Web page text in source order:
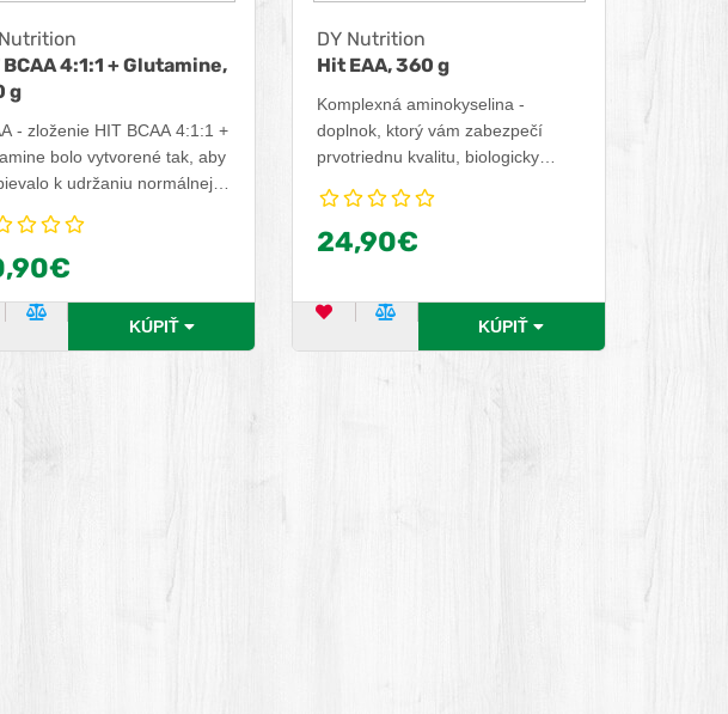
BCAA 4:1:1 + Glutamine,
g
- zloženie HIT BCAA 4:1:1 +
bolo vytvorené tak, aby
k udržaniu normálnej
ideálneho partnera v rámci
po tréningu pre každého,
tréningu.
PRODUKT
POROVNAŤ PRODUKT
KÚPIŤ
DY Nutrition
Hit EAA, 360 g
Komplexná aminokyselina -
doplnok, ktorý vám zabezpečí
prvotriednu kvalitu, biologicky
aminokyselín (EAA), ktoré každý
potrebuje. EAA ovplyvňujú celý rad
pričom zohrávajú rozhodujúcu
24,90€
OBĽÚBENÝ PRODUKT
POROVNAŤ PRODUKT
KÚPIŤ